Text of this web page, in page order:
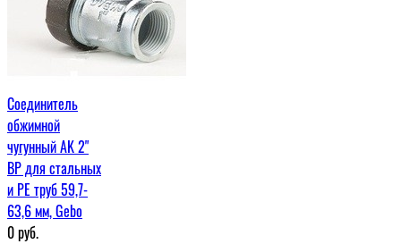
Соединитель
обжимной
чугунный AK 2"
ВР для стальных
и PE труб 59,7-
63,6 мм, Gebo
0руб.